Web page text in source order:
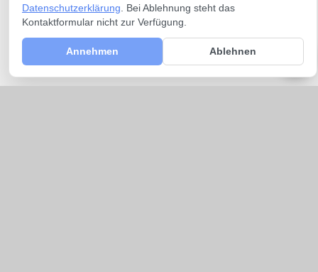
Datenschutzerklärung . Bei Ablehnung steht das
Kontaktformular nicht zur Verfügung.
Annehmen Ablehnen